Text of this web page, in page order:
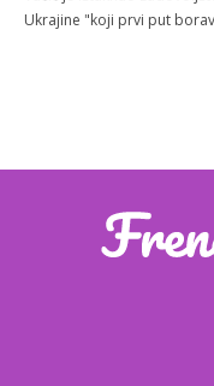
Ukrajine "koji prvi put